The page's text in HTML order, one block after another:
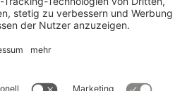
Datenschutz
Presse